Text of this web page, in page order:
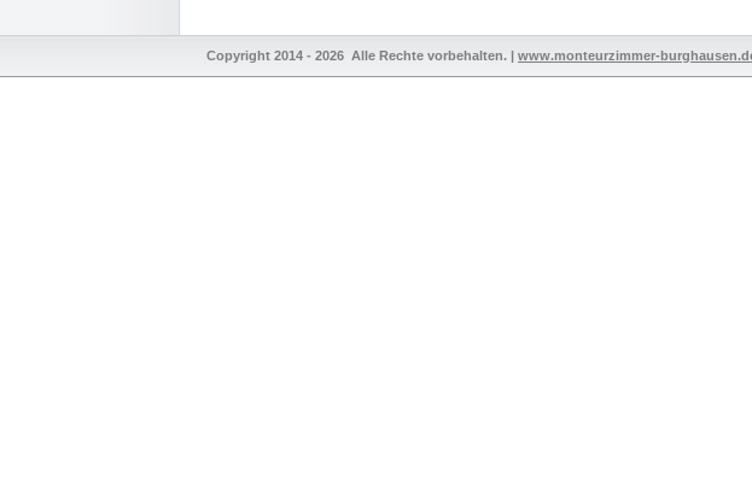
Copyright 2014 - 2026 Alle Rechte vorbehalten. | www.monteurzimmer-